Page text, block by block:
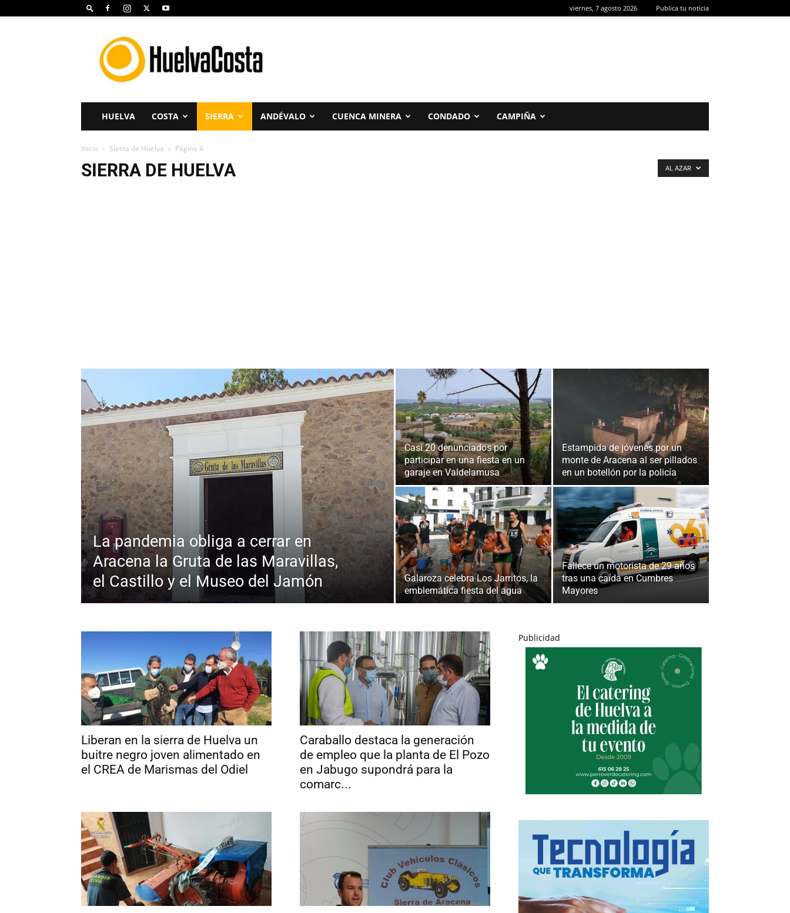
viernes, 7 agosto 2026 Publica tu noticia
Huelva
Costa
HUELVA COSTA SIERRA ANDÉVALO CUENCA MINERA CONDADO CAMPIÑA
Inicio Sierra de Huelva Página 4
SIERRA DE HUELVA AL AZAR
La pandemia obliga a cerrar en
Aracena la Gruta de las Maravillas,
el Castillo y el Museo del Jamón
Casi 20 denunciados por
participar en una fiesta en un
garaje en Valdelamusa
Estampida de jóvenes por un
monte de Aracena al ser pillados
en un botellón por la policía
Galaroza celebra Los Jarritos, la
emblemática fiesta del agua
Fallece un motorista de 29 años
tras una caída en Cumbres
Mayores
Liberan en la sierra de Huelva un
buitre negro joven alimentado en
el CREA de Marismas del Odiel
Caraballo destaca la generación
de empleo que la planta de El Pozo
en Jabugo supondrá para la
comarc...
Publicidad